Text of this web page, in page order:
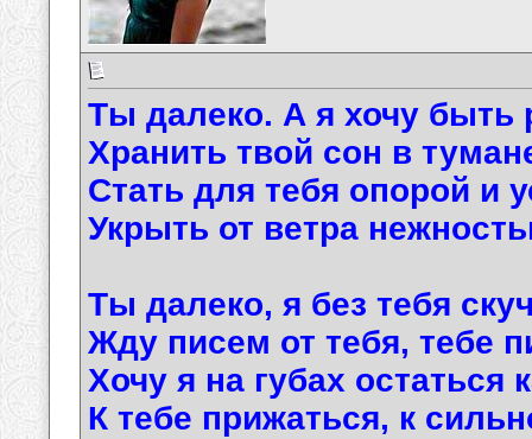
Ты далеко. А я хочу быть
Хранить твой сон в
Стать для тебя опорой и
Укрыть от ветра
Ты далеко, я без тебя
Жду писем от тебя, тебе
Хочу я на губах остаться
К тебе прижаться, к